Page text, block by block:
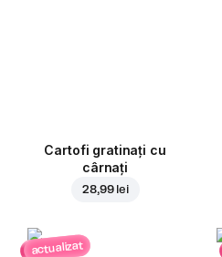
Cartofi gratinați cu
cârnați
28,99 lei
actualizat